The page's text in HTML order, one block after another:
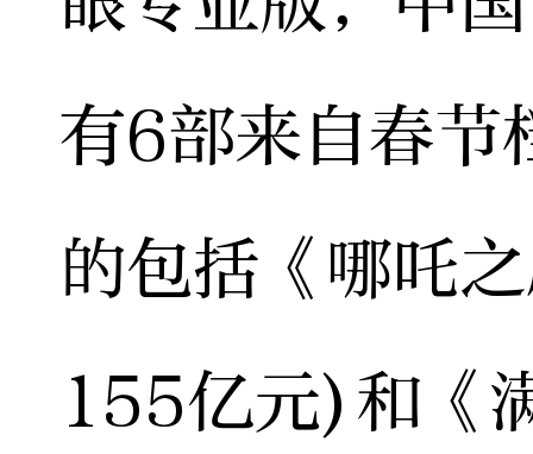
有6部来自春节
的包括《哪吒
155亿元)和《